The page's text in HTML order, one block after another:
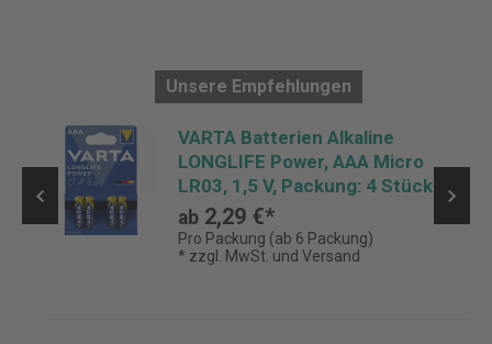
Unsere Empfehlungen
VARTA Batterien Alkaline
LONGLIFE Power, AAA Micro
LR03, 1,5 V, Packung: 4 Stück
ab 2,29 €*
Pro Packung (ab 6 Packung)
* zzgl. MwSt. und Versand